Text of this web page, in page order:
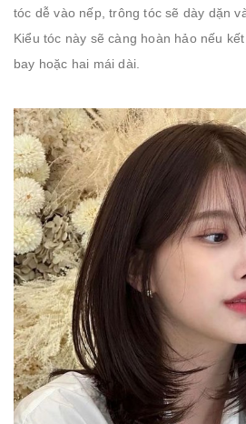
tóc dễ vào nếp, trông tóc sẽ dày dặn
Kiểu tóc này sẽ càng hoàn hảo nếu
bay hoặc hai mái dài.